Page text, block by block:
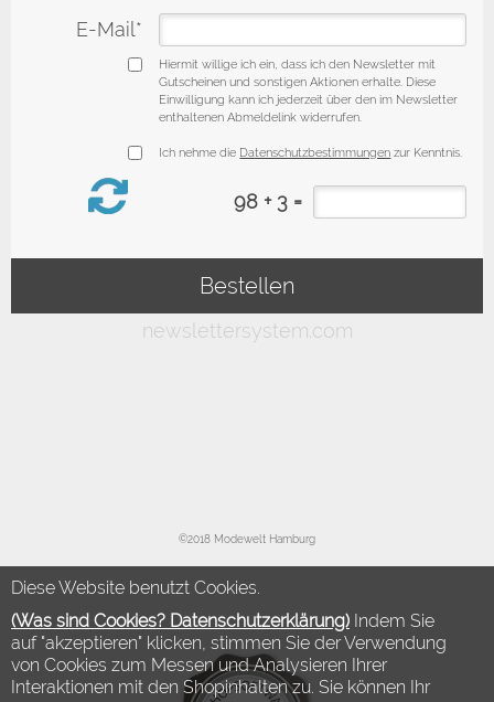
Diese Website benutzt Cookies.
(Was sind Cookies? Datenschutzerklärung) Indem Sie
auf "akzeptieren" klicken, stimmen Sie der Verwendung
von Cookies zum Messen und Analysieren Ihrer
Interaktionen mit den Shopinhalten zu. Sie können Ihr
©2018 Modewelt Hamburg